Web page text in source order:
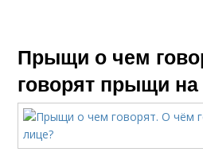
Прыщи о чем
говорят прыщи